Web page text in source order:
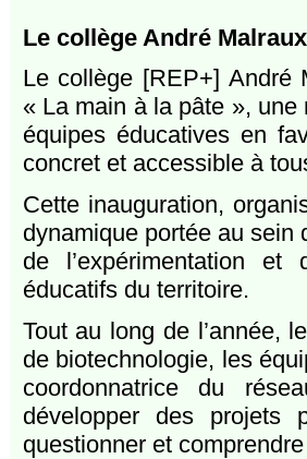
Le collège André
Le collège [REP+] André
« La main à la pâte », une
équipes éducatives en
concret et accessible à
Cette inauguration,
dynamique portée au sein
de l’expérimentation
éducatifs du territoire.
Tout au long de l’année,
de biotechnologie, les
coordonnatrice du
développer des projets
questionner et